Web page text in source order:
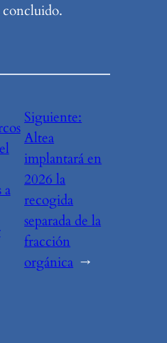
concluido.
a
Siguiente:
Altea
implantará en
2026 la
recogida
separada de la
fracción
orgánica →